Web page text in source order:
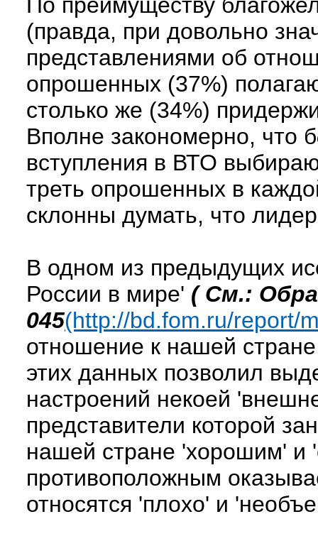
(правда, при довольно
представлениями об
опрошенных (37%)
столько же (34%)
Вполне закономерно, что б
вступления в ВТО
треть опрошенных в
склонны думать, что
В одном из предыдущих
России в мире' ( См.:
045(http://bd.fom.ru/report/
отношение к нашей
этих данных позволил
настроений некоей
представители которой
нашей стране 'хорошим' и
противоположным
относятся 'плохо' и